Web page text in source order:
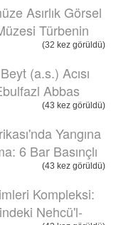
Asırlık Görsel
Türbenin
(32 kez görüldü)
(a.s.) Acısı
Abbas
(43 kez görüldü)
Yangına
6 Bar Basınçlı
(43 kez görüldü)
Kompleksi:
Nehcü'l-